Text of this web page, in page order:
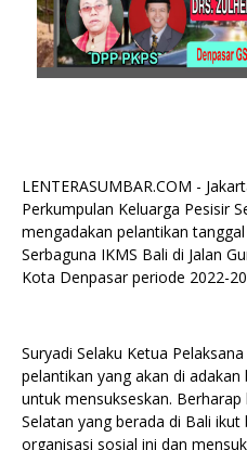
LENTERASUMBAR.COM -
Perkumpulan Keluarga Pesisir
mengadakan pelantikan
Serbaguna IKMS Bali di Jalan
Kota Denpasar periode 2022-
Suryadi Selaku Ketua
pelantikan yang akan di
untuk mensukseskan.
Selatan yang berada di Bali
organisasi sosial ini dan